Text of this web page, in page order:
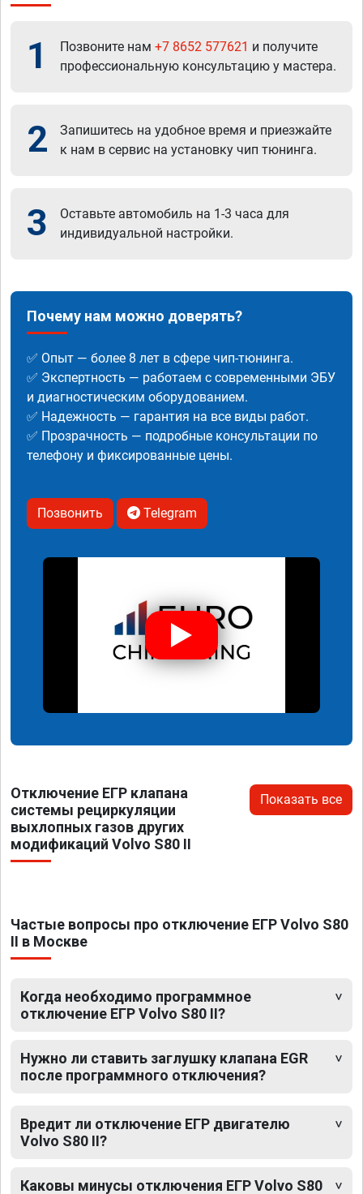
1 Позвоните нам +7 8652 577621 и получите
профессиональную консультацию у мастера.
2
Запишитесь на удобное время и приезжайте
к нам в сервис на установку чип тюнинга.
3
Оставьте автомобиль на 1-3 часа для
индивидуальной настройки.
Почему нам можно доверять?
✅ Опыт — более 8 лет в сфере чип-тюнинга.
✅ Экспертность — работаем с современными ЭБУ
и диагностическим оборудованием.
✅ Надежность — гарантия на все виды работ.
✅ Прозрачность — подробные консультации по
телефону и фиксированные цены.
Позвонить Telegram
Отключение ЕГР клапана
системы рециркуляции
выхлопных газов других
модификаций Volvo S80 II
Показать все
Частые вопросы про отключение ЕГР Volvo S80
II в Москве
Когда необходимо программное
отключение ЕГР Volvo S80 II?
Нужно ли ставить заглушку клапана EGR
после программного отключения?
Вредит ли отключение ЕГР двигателю
Volvo S80 II?
Каковы минусы отключения ЕГР Volvo S80